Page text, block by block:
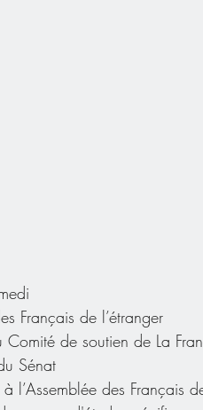
Français de l’étranger
Comité de soutien de La
Sénat
l’Assemblée des Français